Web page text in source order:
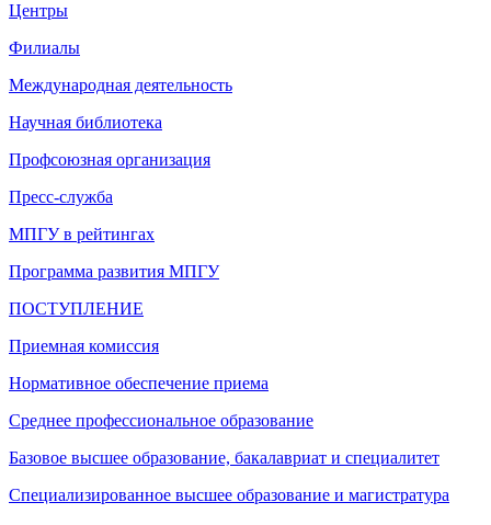
Центры
Филиалы
Международная деятельность
Научная библиотека
Профсоюзная организация
Пресс-служба
МПГУ в рейтингах
Программа развития МПГУ
ПОСТУПЛЕНИЕ
Приемная комиссия
Нормативное обеспечение приема
Среднее профессиональное образование
Базовое высшее образование, бакалавриат и специалитет
Специализированное высшее образование и магистратура